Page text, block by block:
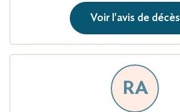
Voir l'avis de décès
RA